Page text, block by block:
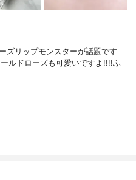
ズリップモンスターが話題です
ルドローズも可愛いですよ!!!!ふ